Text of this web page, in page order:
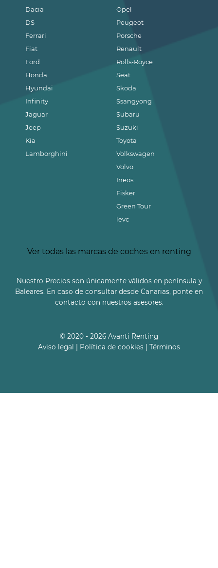
Dacia
DS
Ferrari
Fiat
Ford
Honda
Hyundai
Infinity
Jaguar
Jeep
Kia
Lamborghini
Opel
Peugeot
Porsche
Renault
Rolls-Royce
Seat
Skoda
Ssangyong
Subaru
Suzuki
Toyota
Volkswagen
Volvo
Ineos
Fisker
Green Tour
levc
Ver todas las marcas de coches en renting
Nuestro Precios son únicamente válidos en península y
Baleares. En caso de consultar desde Canarias, ponte en
contacto con nuestros asesores.
© 2020 - 2026 Avanti Renting
Aviso legal
Política de cookies Términos